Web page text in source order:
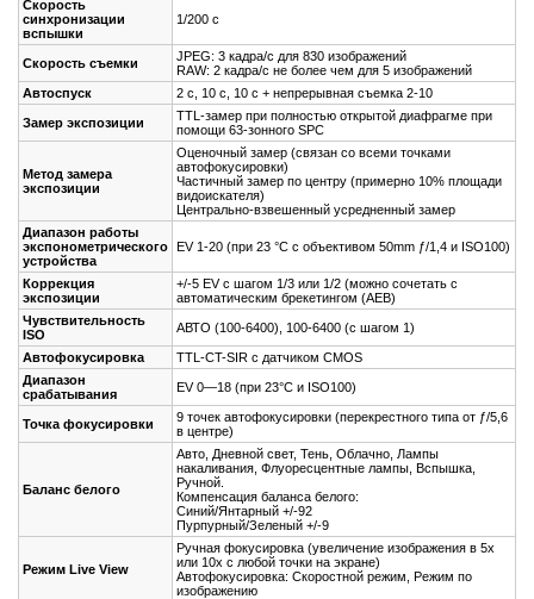
Скорость
синхронизации
вспышки
1/200 с
Скорость съемки
JPEG: 3 кадра/с для 830 изображений
RAW: 2 кадра/с не более чем для 5 изображений
Автоспуск
2 с, 10 с, 10 с + непрерывная съемка 2-10
Замер экспозиции
TTL-замер при полностью открытой диафрагме при
помощи 63-зонного SPC
Метод замера
экспозиции
Оценочный замер (связан со всеми точками
автофокусировки)
Частичный замер по центру (примерно 10% площади
видоискателя)
Центрально-взвешенный усредненный замер
Диапазон работы
экспонометрического
устройства
EV 1-20 (при 23 °C с объективом 50mm ƒ/1,4 и ISO100)
Коррекция
экспозиции
+/-5 EV с шагом 1/3 или 1/2 (можно сочетать с
автоматическим брекетингом (AEB)
Чувствительность
ISO
АВТО (100-6400), 100-6400 (с шагом 1)
Автофокусировка
TTL-CT-SIR с датчиком CMOS
Диапазон
срабатывания
EV 0—18 (при 23°C и ISO100)
Точка фокусировки
9 точек автофокусировки (перекрестного типа от ƒ/5,6
в центре)
Баланс белого
Авто, Дневной свет, Тень, Облачно, Лампы
накаливания, Флуоресцентные лампы, Вспышка,
Ручной.
Компенсация баланса белого:
Синий/Янтарный +/-92
Пурпурный/Зеленый +/-9
Режим Live View
Ручная фокусировка (увеличение изображения в 5x
или 10x с любой точки на экране)
Автофокусировка: Скоростной режим, Режим по
изображению